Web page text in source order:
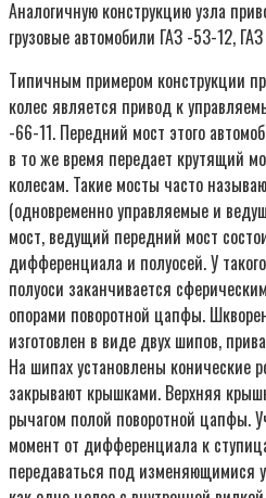
Аналогичную конструкцию узла
грузовые автомобили ГАЗ -53-12,
Типичным примером конструкции
колес является привод к
-66-11. Передний мост этого
в то же время передает крутящий
колесам. Такие мосты часто
(одновременно управляемые и
мост, ведущий передний мост
дифференциала и полуосей. У
полуоси заканчивается
опорами поворотной цапфы.
изготовлен в виде двух шипов,
На шипах установлены конические
закрывают крышками. Верхняя
рычагом полой поворотной цапфы.
момент от дифференциала к
передаваться под изменяющимися